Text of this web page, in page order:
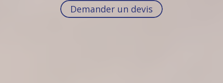
Demander un devis